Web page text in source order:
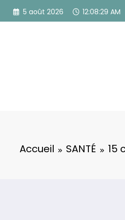
Aller
5 août 2026 12:08:30 AM
Accueil SANTÉ 15